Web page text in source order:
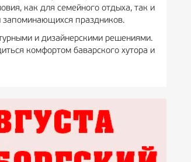
как для семейного отдыха, так и
запоминающихся праздников.
и дизайнерскими решениями.
комфортом баварского хутора и